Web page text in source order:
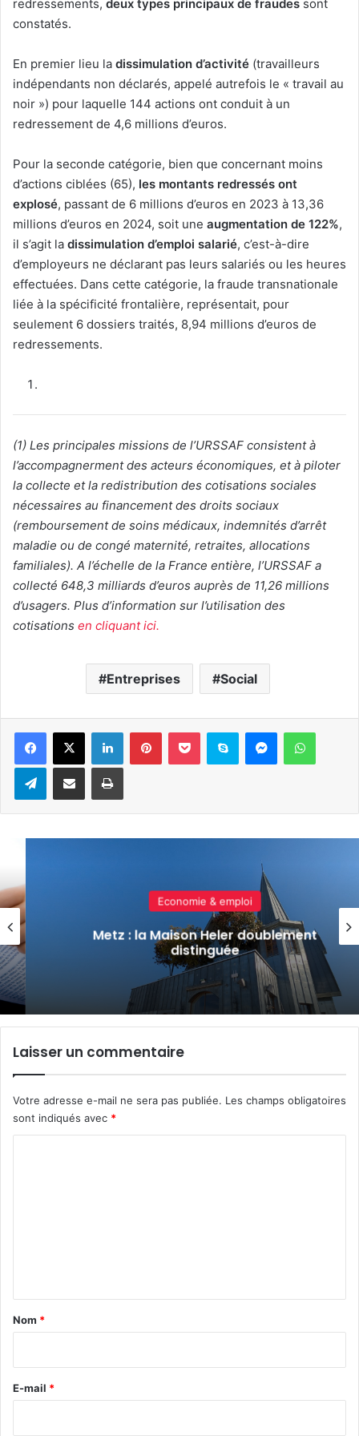
redressements, deux types principaux de fraudes sont
constatés.
En premier lieu la dissimulation d’activité (travailleurs
indépendants non déclarés, appelé autrefois le « travail au
noir ») pour laquelle 144 actions ont conduit à un
redressement de 4,6 millions d’euros.
Pour la seconde catégorie, bien que concernant moins
d’actions ciblées (65), les montants redressés ont
explosé, passant de 6 millions d’euros en 2023 à 13,36
millions d’euros en 2024, soit une augmentation de 122%,
il s’agit la dissimulation d’emploi salarié, c’est-à-dire
d’employeurs ne déclarant pas leurs salariés ou les heures
effectuées. Dans cette catégorie, la fraude transnationale
liée à la spécificité frontalière, représentait, pour
seulement 6 dossiers traités, 8,94 millions d’euros de
redressements.
(1) Les principales missions de l’URSSAF consistent à
l’accompagnerment des acteurs économiques, et à piloter
la collecte et la redistribution des cotisations sociales
nécessaires au financement des droits sociaux
(remboursement de soins médicaux, indemnités d’arrêt
maladie ou de congé maternité, retraites, allocations
familiales). A l’échelle de la France entière, l’URSSAF a
collecté 648,3 milliards d’euros auprès de 11,26 millions
d’usagers. Plus d’information sur l’utilisation des
cotisations en cliquant ici.
Entreprises Social
LinkedinPinterestPocket Skype Messenger
TelegramPartager par e-mail Imprimer
Economie & emploi
Marchés de Noël : inédit en
demande des agents de sécurité
sur fond de conflit entre
secteur
Laisser un commentaire
Votre adresse e-mail ne sera pas publiée. Les champs obligatoires
sont indiqués avec *
a
e
Nom *
E-mail *